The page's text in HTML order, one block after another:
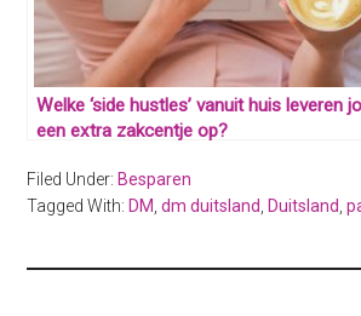
Welke ‘side hustles’ vanuit huis leveren
een extra zakcentje op?
Filed Under: Besparen
Tagged With: DM,dm duitsland, Duitsland,